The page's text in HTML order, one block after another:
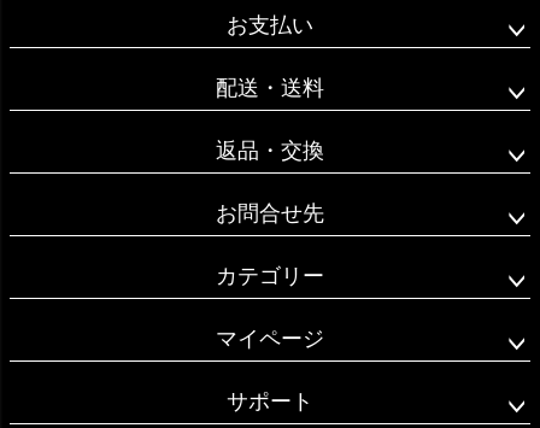
ップ
お支払い
配送・送料
返品・交換
お問合せ先
カテゴリー
マイページ
サポート